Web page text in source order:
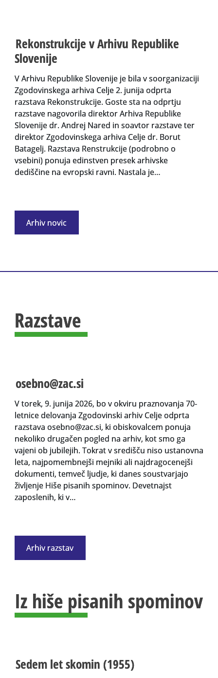
Rekonstrukcije v Arhivu Republike
Slovenije
V Arhivu Republike Slovenije je bila v soorganizaciji
Zgodovinskega arhiva Celje 2. junija odprta
razstava Rekonstrukcije. Goste sta na odprtju
razstave nagovorila direktor Arhiva Republike
Slovenije dr. Andrej Nared in soavtor razstave ter
direktor Zgodovinskega arhiva Celje dr. Borut
Batagelj. Razstava Renstrukcije (podrobno o
vsebini) ponuja edinstven presek arhivske
dediščine na evropski ravni. Nastala je…
Arhiv novic
Razstave
osebno@zac.si
V torek, 9. junija 2026, bo v okviru praznovanja 70-
letnice delovanja Zgodovinski arhiv Celje odprta
razstava osebno@zac.si, ki obiskovalcem ponuja
nekoliko drugačen pogled na arhiv, kot smo ga
vajeni ob jubilejih. Tokrat v središču niso ustanovna
leta, najpomembnejši mejniki ali najdragocenejši
dokumenti, temveč ljudje, ki danes soustvarjajo
življenje Hiše pisanih spominov. Devetnajst
zaposlenih, ki v…
Arhiv razstav
Iz hiše pisanih spominov
Sedem let skomin (1955)